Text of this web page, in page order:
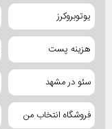
یوتوبروکرز
هزینه پست
سئو در مشهد
فروشگاه انتخاب من